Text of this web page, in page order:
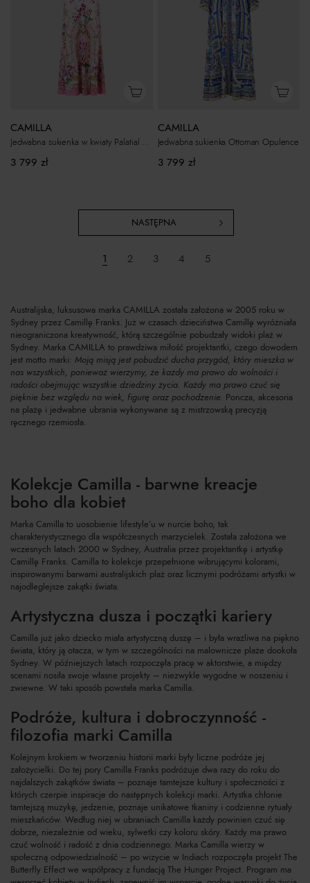
CAMILLA
Jedwabna sukienka w kwiaty Palatial Pastels
3 799 zł
CAMILLA
Jedwabna sukienka Ottoman Opulence
3 799 zł
1 2 3 4 5
NASTĘPNA
Australijska, luksusowa marka CAMILLA została założona w 2005 roku w
Sydney przez Camillę Franks. Już w czasach dzieciństwa Camillę wyróżniała
nieograniczona kreatywność, którą szczególnie pobudzały widoki plaż w
Sydney. Marka CAMILLA to prawdziwa miłość projektantki, czego dowodem
jest motto marki: Moją misją jest pobudzić ducha przygód, który mieszka w
nas wszystkich, ponieważ wierzymy, że każdy ma prawo do wolności i
radości obejmując wszystkie dziedziny życia. Każdy ma prawo czuć się
pięknie bez względu na wiek, figurę oraz pochodzenie. Poncza, akcesoria
na plażę i jedwabne ubrania wykonywane są z mistrzowską precyzją
ręcznego rzemiosła.
Kolekcje Camilla - barwne kreacje
boho dla kobiet
Marka Camilla to uosobienie lifestyle’u w nurcie boho, tak
charakterystycznego dla współczesnych marzycielek. Została założona we
wczesnych latach 2000 w Sydney, Australia przez projektantkę i artystkę
Camillę Franks. Camilla to kolekcje przepełnione wibrującymi kolorami,
inspirowanymi barwami australijskich plaż oraz licznymi podróżami artystki w
najodleglejsze zakątki świata.
Artystyczna dusza i początki kariery
Camilla już jako dziecko miała artystyczną duszę – i była wrażliwa na piękno
świata, który ją otacza, w tym w szczególności na malownicze plaże dookoła
Sydney. W późniejszych latach rozpoczęła pracę w aktorstwie, a między
scenami nosiła swoje własne projekty – niezwykle wygodne w noszeniu i
zwiewne. W taki sposób powstała marka Camilla.
Podróże, kultura i dobroczynność -
filozofia marki Camilla
Kolejnym krokiem w tworzeniu historii marki były liczne podróże jej
założycielki. Do tej pory Camilla Franks podróżuje dwa razy do roku do
najdalszych zakątków świata – poznaje tamtejsze kultury i społeczności z
których czerpie inspiracje do następnych kolekcji marki. Artystka chłonie
tamtejszą muzykę, jedzenie, poznaje unikatowe tkaniny i codzienne rytuały
mieszkańców. Według niej w ubraniach Camilla każdy powinien czuć się
dobrze, niezależnie od wieku, sylwetki czy koloru skóry. Każdy ma prawo
czuć wolność i radość z dnia codziennego. Marka Camilla wierzy w
społeczną odpowiedzialność – po wizycie w Indiach rozpoczęła projekt The
Butterfly Effect we współpracy z fundacją The Hunger Project. Program ma